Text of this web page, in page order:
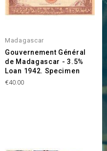
Madagascar
Gouvernement Général
de Madagascar - 3.5%
Loan 1942. Specimen
Price
€40.00